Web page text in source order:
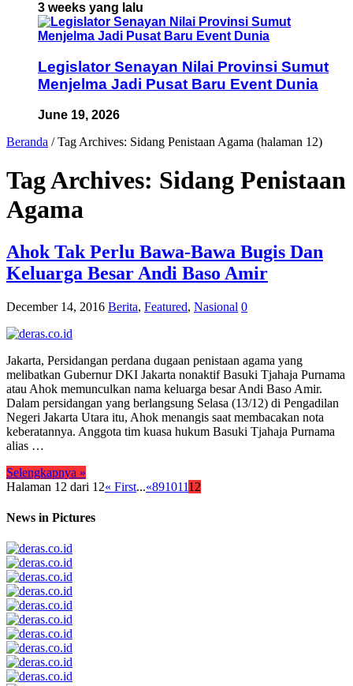
3 weeks yang lalu
Legislator Senayan Nilai Provinsi Sumut
Menjelma Jadi Pusat Baru Event Dunia
June 19, 2026
Beranda / Tag Archives: Sidang Penistaan Agama (halaman 12)
Tag Archives: Sidang Penistaan
Agama
Ahok Tak Perlu Bawa-Bawa Bugis Dan
Keluarga Besar Andi Baso Amir
December 14, 2016 Berita, Featured, Nasional 0
Jakarta, Persidangan perdana dugaan penistaan agama yang
melibatkan Gubernur DKI Jakarta nonaktif Basuki Tjahaja Purnama
atau Ahok memunculkan nama keluarga besar Andi Baso Amir.
Dalam persidangan yang berlangsung Selasa (13/12) di Pengadilan
Negeri Jakarta Utara itu, Ahok menangis saat membacakan nota
keberatannya. Anggota tim kuasa hukum Basuki Tjahaja Purnama
alias …
Selengkapnya »
Halaman 12 dari 12« First...«89101112
News in Pictures